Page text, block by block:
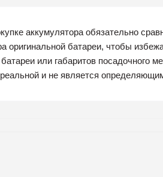
аккумулятора обязательно
оригинальной батареи, чтобы
или габаритов посадочного
и не является